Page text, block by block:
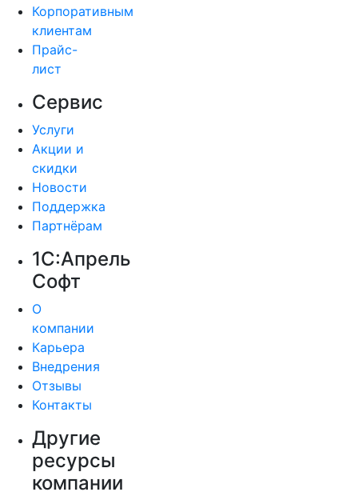
Корпоративным
клиентам
Прайс-
лист
Сервис
Услуги
Акции и
скидки
Новости
Поддержка
Партнёрам
1С:Апрель
Софт
О
компании
Карьера
Внедрения
Отзывы
Контакты
Другие
ресурсы
компании